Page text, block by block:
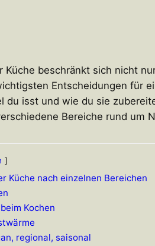
Küche beschränkt sich nicht
Entscheidungen für
du isst und wie du sie
Bereiche rund um
Küche nach einzelnen Bereichen
Kochen
regional, saisonal